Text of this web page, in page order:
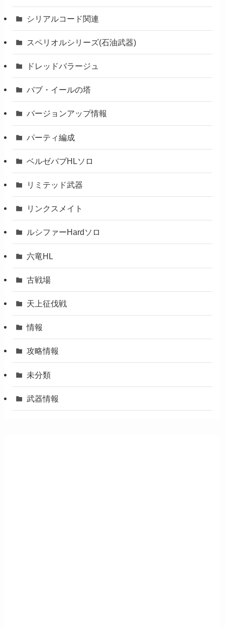
シリアルコード関連
スペリオルシリーズ(石油武器)
ドレッドバラージュ
バブ・イールの塔
バージョンアップ情報
パーティ編成
ベルゼバブHLソロ
リミテッド武器
リンクスメイト
ルシファーHardソロ
六竜HL
古戦場
天上征伐戦
情報
攻略情報
未分類
武器情報